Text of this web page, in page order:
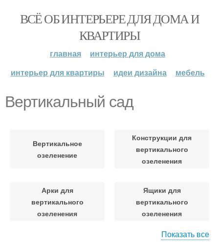
ВСЁ ОБ ИНТЕРЬЕРЕ ДЛЯ ДОМА И
КВАРТИРЫ
главная
интерьер для дома
интерьер для квартиры
идеи дизайна мебель
Вертикальный сад
Вертикальное
озеленение
Конструкции для
вертикального
озеленения
Арки для
вертикального
озеленения
Ящики для
вертикального
озеленения
Показать все